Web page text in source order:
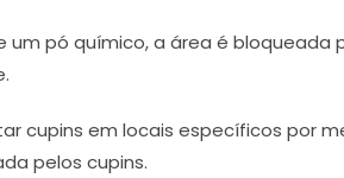
pó químico, a área é bloqueada
cupins em locais específicos por
pelos cupins.